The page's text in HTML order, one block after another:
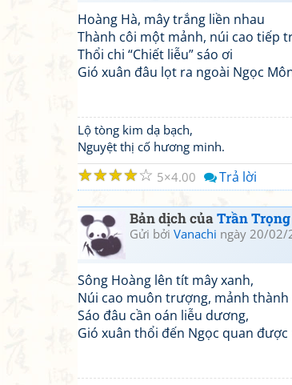
Hoàng Hà, mây trắng liền nhau
Thành côi một mảnh, núi cao tiếp
Thổi chi “Chiết liễu” sáo ơi
Gió xuân đâu lọt ra ngoài Ngọc
Lộ tòng kim dạ bạch,
Nguyệt thị cố hương minh.
☆
☆
☆
☆
☆ 5 4.00 Trả lời
Bản dịch củaTrần
Gửi bởi Vanachi ngày 20/02/
Sông Hoàng lên tít mây xanh,
Núi cao muôn trượng, mảnh thành
Sáo đâu cần oán liễu dương,
Gió xuân thổi đến Ngọc quan được